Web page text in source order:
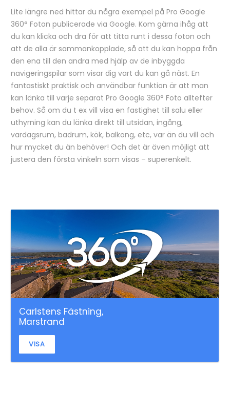
Lite längre ned hittar du några exempel på Pro Google
360° Foton publicerade via Google. Kom gärna ihåg att
du kan klicka och dra för att titta runt i dessa foton och
att de alla är sammankopplade, så att du kan hoppa från
den ena till den andra med hjälp av de inbyggda
navigeringspilar som visar dig vart du kan gå näst. En
fantastiskt praktisk och användbar funktion är att man
kan länka till varje separat Pro Google 360° Foto alltefter
behov. Så om du t ex vill visa en fastighet till salu eller
uthyrning kan du länka direkt till utsidan, ingång,
vardagsrum, badrum, kök, balkong, etc, var än du vill och
hur mycket du än behöver! Och det är även möjligt att
justera den första vinkeln som visas – superenkelt.
Carlstens Fästning,
Marstrand
VISA